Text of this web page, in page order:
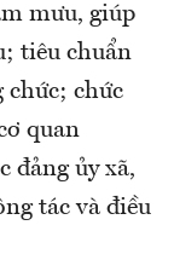
mưu, giúp
tiêu chuẩn
chức; chức
quan
đảng ủy xã,
tác và điều